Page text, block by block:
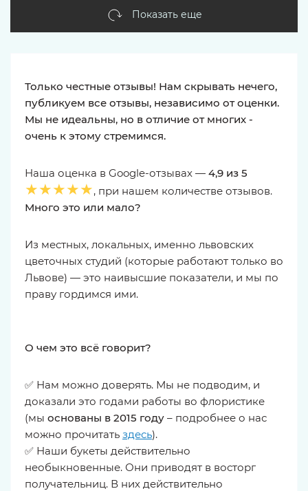
Показать еще
Только честные отзывы! Нам скрывать нечего,
публикуем все отзывы, независимо от оценки.
Мы не идеальны, но в отличие от многих -
очень к этому стремимся.
Наша оценка в Google-отзывах — 4,9 из 5
★★★★★, при нашем количестве отзывов.
Много это или мало?
Из местных, локальных, именно львовских
цветочных студий (которые работают только во
Львове) — это наивысшие показатели, и мы по
праву гордимся ими.
О чем это всё говорит?
✅ Нам можно доверять. Мы не подводим, и
доказали это годами работы во флористике
(мы основаны в 2015 году – подробнее о нас
можно прочитать здесь).
✅ Наши букеты действительно
необыкновенные. Они приводят в восторг
получательниц. В них действительно